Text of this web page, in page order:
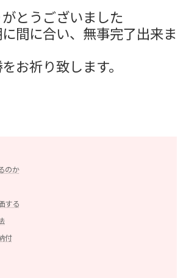
とうございました
間に合い、無事完了出来ま
お祈り致します。
のか
する
付